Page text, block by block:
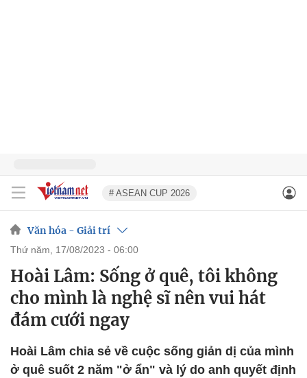
# ASEAN CUP 2026
Văn hóa - Giải trí
thứ năm, 17/08/2023 - 06:00
Hoài Lâm: Sống ở quê, tôi không
cho mình là nghệ sĩ nên vui hát
đám cưới ngay
Hoài Lâm chia sẻ về cuộc sống giản dị của mình
ở quê suốt 2 năm "ở ẩn" và lý do anh quyết định